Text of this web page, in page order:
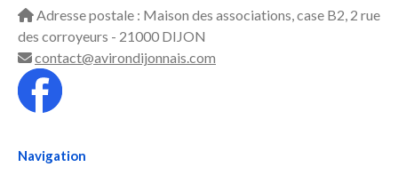
Adresse postale : Maison des associations, case B2, 2 rue
des corroyeurs - 21000 DIJON
contact@avirondijonnais.com
Navigation